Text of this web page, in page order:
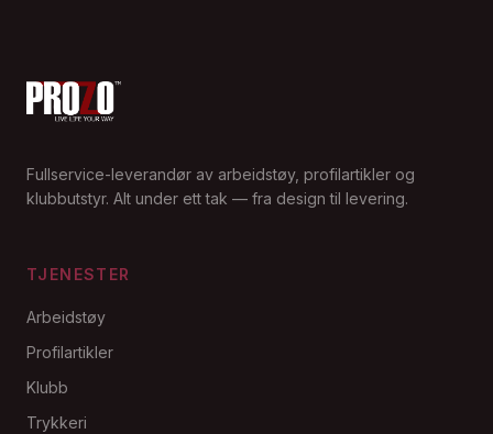
Fullservice-leverandør av arbeidstøy, profilartikler og
klubbutstyr. Alt under ett tak — fra design til levering.
TJENESTER
Arbeidstøy
Profilartikler
Klubb
Trykkeri